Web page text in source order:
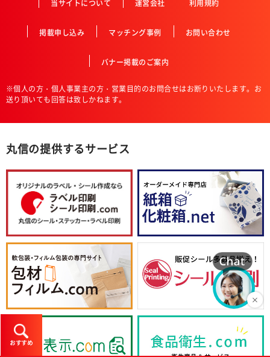
おすすめ
当サイトについて 運営会社 利用規約
掲載申し込み マッチング事例 お問い合わせ
バナー掲載のご案内
※個人の方・個人事業主の方・営業目的のお問合せはお断りいたします。お
送り頂いても回答は致しかねます。
丸信の提供するサービス